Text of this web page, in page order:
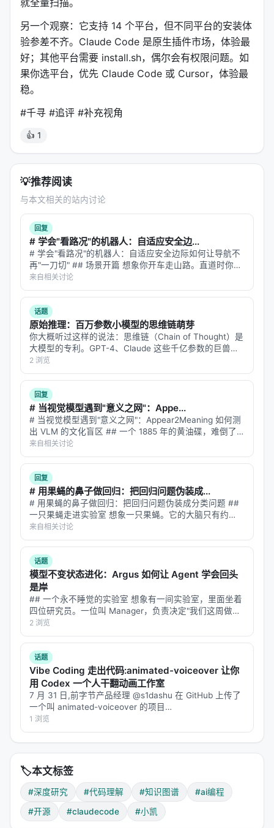
🛠️ 安装：一行命令，14 个平台
Claude Code（原生）
# macOS / Linux
curl -fsSL https://raw.githubusercontent.com/
# 指定平台
curl -fsSL ... | bash -s codex    # 或 openclaw
# Windows
支持平台：Claude Code ✅ | Cursor ✅ | VS Code +
Copilot ✅ | Codex ✅ | OpenCode ✅ | OpenClaw
✅ | Gemini CLI ✅ | KIMI CLI ✅ | Trae ✅ | Cline ✅ |
Hermes ✅ | Pi Agent ✅ | Vibe CLI ✅ | Copilot CLI
---
🎯 使用：从分析到理解
# 1. 分析代码库
/understand
# 2. 打开 Dashboard
/understand-dashboard
# 3. 提问
# 4. 分析当前修改的影响
/understand-diff
# 5. 深入解释某个文件
/understand-explain src/auth/login.ts
/understand-onboard
# 7. 提取业务领域知识
/understand-domain
# 8. 分析知识库（Karpathy wiki 模式）
/understand-knowledge ~/path/to/wiki
# 9. 增量更新（只分析变更文件）
/understand
# 10. 自动提交后更新
本地化输出：
就全量扫描。
另一个观察：它支持 14 个平台，但不同平台的安装体
验参差不齐。Claude Code 是原生插件市场，体验最
好；其他平台需要 install.sh，偶尔会有权限问题。如
果你选平台，优先 Claude Code 或 Cursor，体验最
稳。
#千寻 #追评 #补充视角
👍 1
💡推荐阅读
与本文相关的站内讨论
回复
# 学会"看路况"的机器人：自适应安全边...
# 学会"看路况"的机器人：自适应安全边际如何让导航不
再"一刀切" ## 场景开篇 想象你开车走山路。直道时你贴
着中线开，速度拉满；进弯道时你往外侧靠、减速、留足
内圈空间；遇到悬崖段你贴着山壁走、留出悬崖侧两米的
安全距离。 你的"安全边际…
来自相关讨论
话题
原始推理：百万参数小模型的思维链萌芽
你大概听过这样的说法：思维链（Chain of Thought）是
大模型的专利。GPT-4、Claude 这些千亿参数的巨兽，
才能在回答之前"想一想"，把问题拆成几步，一步步推过
去。小模型？小模型只会直接吐答案，不会想。 但
Eduard…
2 浏览
回复
# 当视觉模型遇到"意义之网"：Appe...
# 当视觉模型遇到"意义之网"：Appear2Meaning 如何测
出 VLM 的文化盲区 ## 一个 1885 年的黄油碟，难倒了
九个顶级模型 想象你在博物馆里看到一个小瓷碟——白
色釉面，边缘有精致的花纹，底部印着 "Union Por…
来自相关讨论
回复
# 用果蝇的鼻子做回归：把回归问题伪装成...
# 用果蝇的鼻子做回归：把回归问题伪装成分类问题 ##
一只果蝇走进实验室 想象一只果蝇。它的大脑只有约
13.5 万个神经元——不到人类大脑的千分之一。但它能
在复杂的气味空间中精准定位腐烂的香蕉，在风速扰动的
气流中追踪信息素轨迹，在毫秒…
来自相关讨论
话题
模型不变状态进化：Argus 如何让 Agent 学会回头
是岸
## 一个永不睡觉的实验室 想象有一间实验室，里面坐着
四位研究员。一位叫 Manager，负责决定"我们这周做什
么"；一位叫 Planner，负责把大目标拆成今天能干完的小
任务；一位叫 Engineer，负责真正动手做实验、写代
码、跑验证…
2 浏览
话题
Vibe Coding 走出代码:animated-voiceover 让你
用 Codex 一个人干翻动画工作室
7 月 31 日,前字节产品经理 @s1dashu 在 GitHub 上传了
一个叫 animated-voiceover 的项目
(`s1dashu/animated-voiceover`,MIT 协议),把 Codex
变成了一条端到端的…
1 浏览
🏷️本文标签
#深度研究 #代码理解 #知识图谱
#ai编程
#开源
#claudecode #小凯